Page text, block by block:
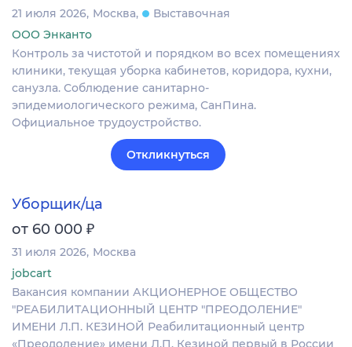
21 июля 2026 Москва
Выставочная
ООО Энканто
Контроль за чистотой и порядком во всех помещениях
клиники, текущая уборка кабинетов, коридора, кухни,
санузла. Соблюдение санитарно-
эпидемиологического режима, СанПина.
Официальное трудоустройство.
Откликнуться
Уборщик/ца
от 60 000 ₽
31 июля 2026 Москва
jobcart
Вакансия компании АКЦИОНЕРНОЕ ОБЩЕСТВО
"РЕАБИЛИТАЦИОННЫЙ ЦЕНТР "ПРЕОДОЛЕНИЕ"
ИМЕНИ Л.П. КЕЗИНОЙ Реабилитационный центр
«Преодоление» имени Л.П. Кезиной первый в России